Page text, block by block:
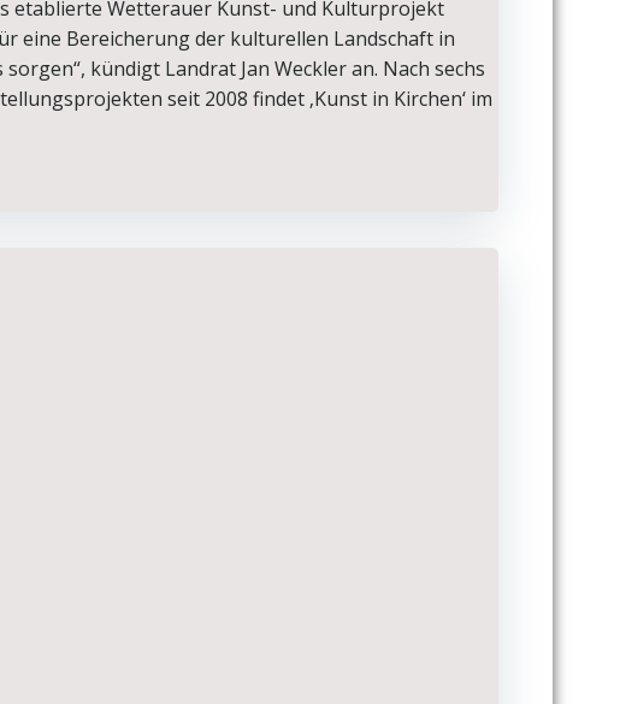
etablierte Wetterauer Kunst- und Kulturprojekt
eine Bereicherung der kulturellen Landschaft in
kündigt Landrat Jan Weckler an. Nach sechs
seit 2008 findet ‚Kunst in Kirchen‘ im